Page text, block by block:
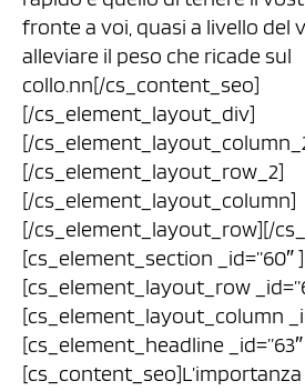
fronte a voi, quasi a livello del
alleviare il peso che ricade sul
collo.nn[/cs_content_seo]
[/cs_element_layout_div]
[/
[/cs_element_layout_row_2]
[/cs_element_layout_column]
[/cs_element_layout_row][/
[cs_element_section _id=”60″ ]
[cs_element_layout_row
[cs_element_layout_column
[cs_element_headline